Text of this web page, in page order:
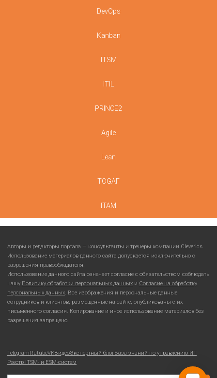
DevOps
Kanban
ITSM
ITIL
PRINCE2
Agile
Lean
TOGAF
ITAM
Авторы и редакторы портала — консультанты и тренеры компании Cleverics.
Использование материалов данного сайта допускается исключительно с
разрешения правообладателя.
Использование данного сайта означает согласие с обязательством соблюдать
нашу Политику обработки персональных данных и Согласие на обработку
персональных данных. Все изображения и персональные данные
сотрудников и клиентов, размещенные на сайте, опубликованы с их
письменного согласия. Копирование и иное использование материалов без
разрешения запрещено.
TelegramRutubeVKВидеоЭкспертный блогБаза знаний по управлению ИТ
Реестр ITSM- и ESM-систем